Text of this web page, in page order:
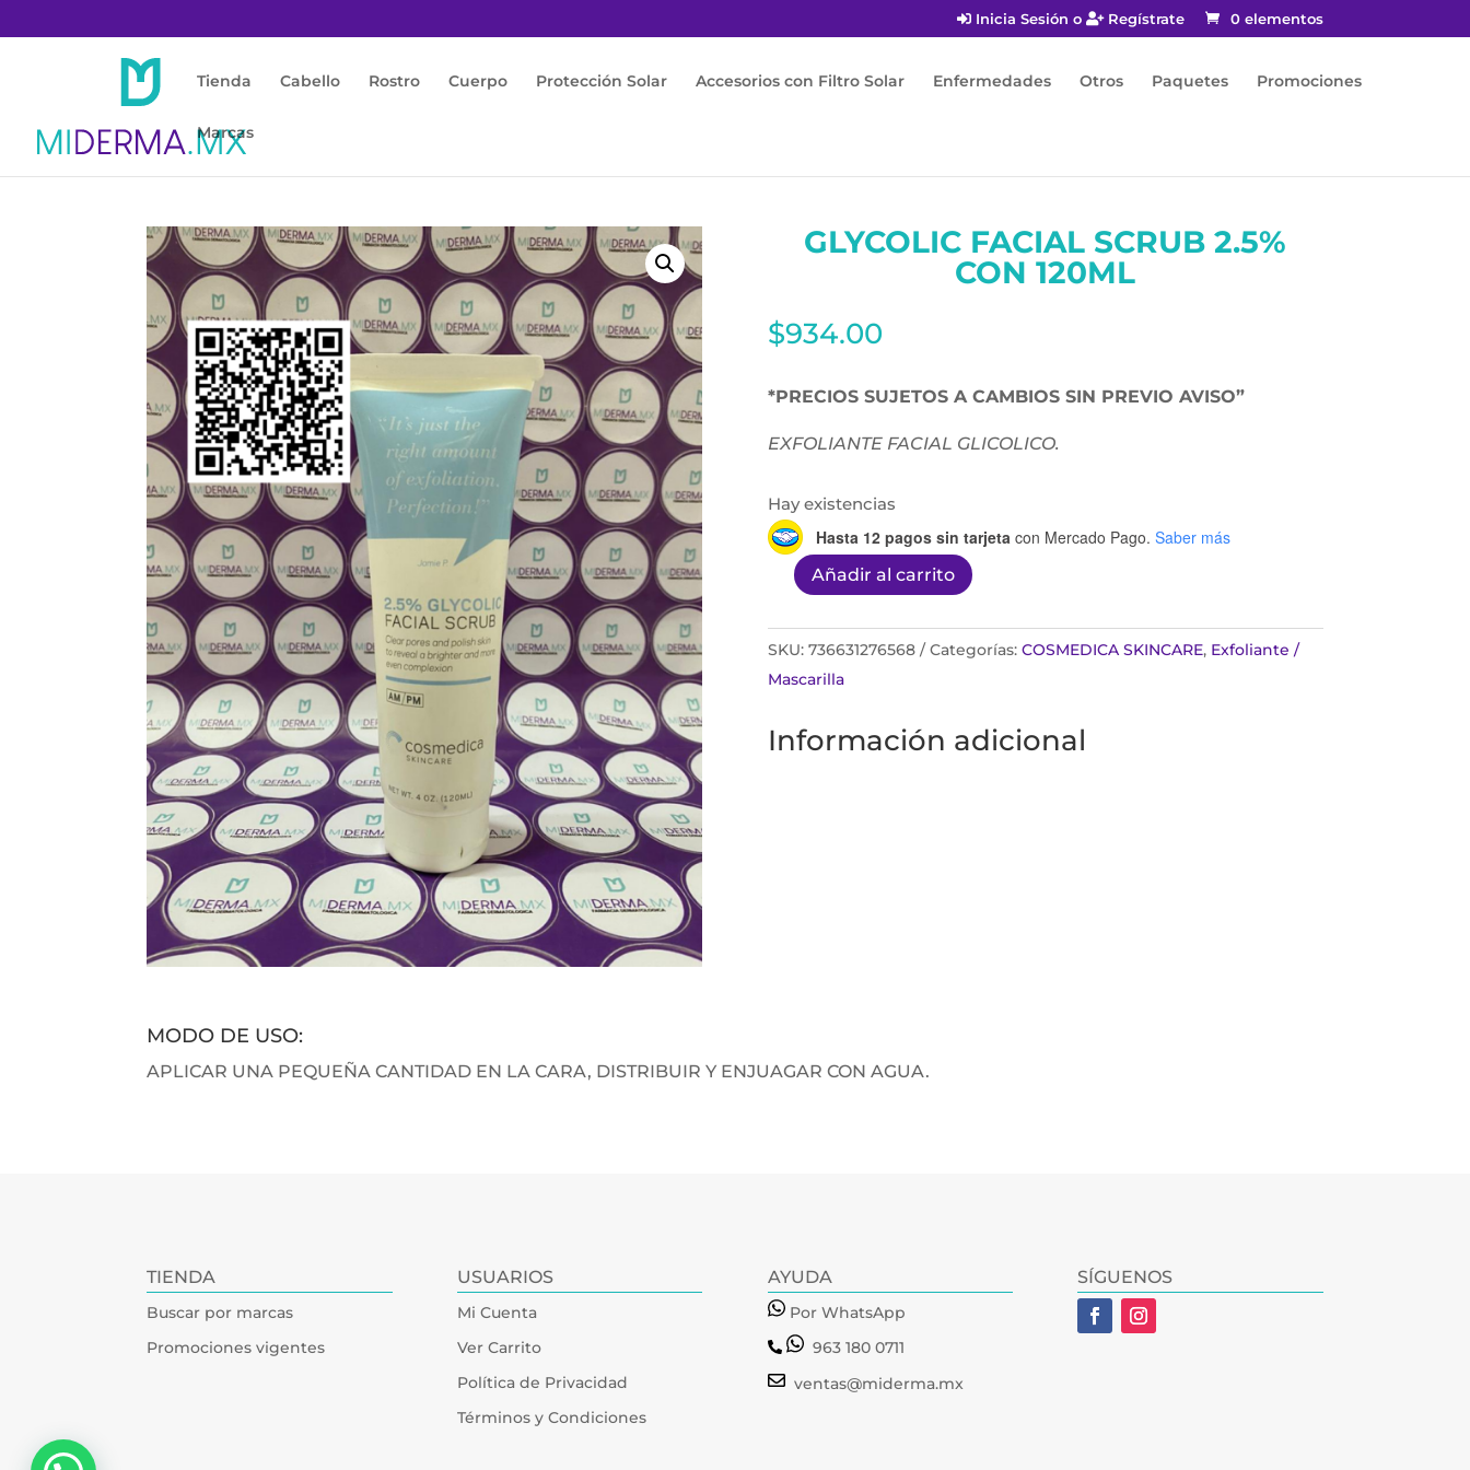
Inicia Sesión o Regístrate 0 elementos
Tienda Cabello Rostro Cuerpo Protección Solar Accesorios con Filtro Solar Enfermedades Otros Paquetes Promociones
Marcas
GLYCOLIC FACIAL SCRUB 2.5%
CON 120ML
$934.00
*PRECIOS SUJETOS A CAMBIOS SIN PREVIO AVISO”
EXFOLIANTE FACIAL GLICOLICO.
Hay existencias
Hasta 12 pagos sin tarjeta con Mercado Pago. Saber más
GLYCOLIC
SCRUB
2.5%
120ML
Añadir al carrito
SKU: 736631276568 Categorías: COSMEDICA SKINCARE, Exfoliante /
Mascarilla
Información adicional
MODO DE USO:
APLICAR UNA PEQUEÑA CANTIDAD EN LA CARA, DISTRIBUIR Y ENJUAGAR CON AGUA.
TIENDA
Buscar por marcas
Promociones vigentes
USUARIOS
Mi Cuenta
Ver Carrito
Política de Privacidad
Términos y Condiciones
AYUDA
Por WhatsApp
963 180 0711
ventas@miderma.mx
SÍGUENOS